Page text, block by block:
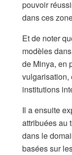
pouvoir
dans ces
Et de noter
modèles
de Minya, en
vulgarisation,
institutions
Il a ensuite
attribuées au
dans le
basées sur